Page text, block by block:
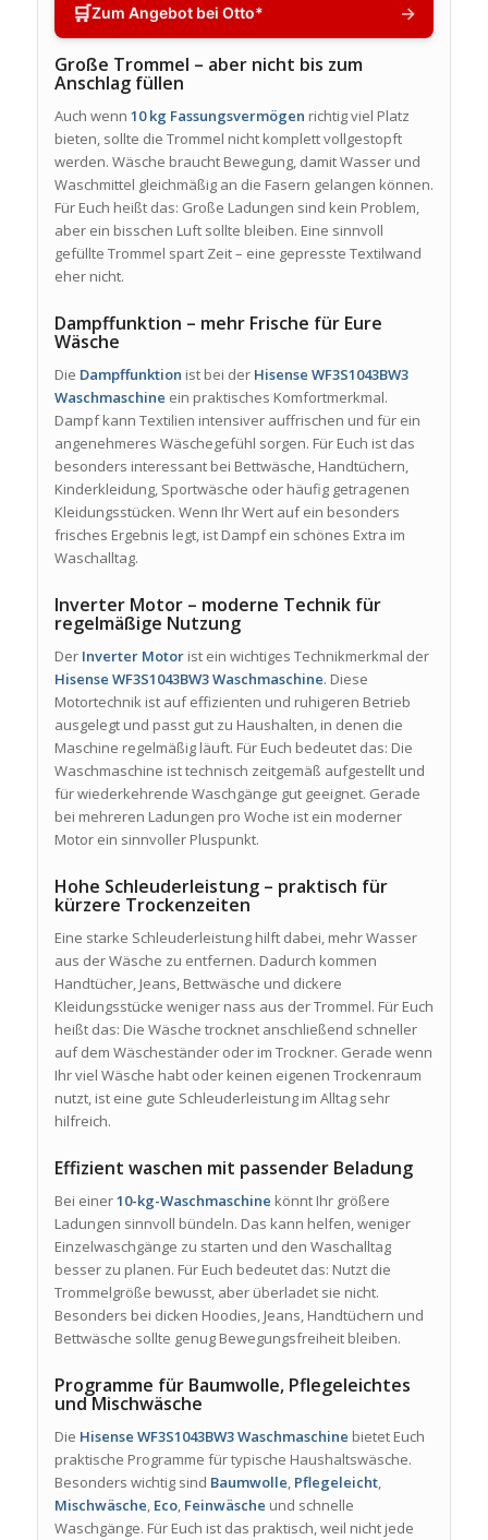
🛒Zum Angebot bei Otto* →
Große Trommel – aber nicht bis zum
Anschlag füllen
Auch wenn 10 kg Fassungsvermögen richtig viel Platz
bieten, sollte die Trommel nicht komplett vollgestopft
werden. Wäsche braucht Bewegung, damit Wasser und
Waschmittel gleichmäßig an die Fasern gelangen können.
Für Euch heißt das: Große Ladungen sind kein Problem,
aber ein bisschen Luft sollte bleiben. Eine sinnvoll
gefüllte Trommel spart Zeit – eine gepresste Textilwand
eher nicht.
Dampffunktion – mehr Frische für Eure
Wäsche
Die Dampffunktion ist bei der Hisense WF3S1043BW3
Waschmaschine ein praktisches Komfortmerkmal.
Dampf kann Textilien intensiver auffrischen und für ein
angenehmeres Wäschegefühl sorgen. Für Euch ist das
besonders interessant bei Bettwäsche, Handtüchern,
Kinderkleidung, Sportwäsche oder häufig getragenen
Kleidungsstücken. Wenn Ihr Wert auf ein besonders
frisches Ergebnis legt, ist Dampf ein schönes Extra im
Waschalltag.
Inverter Motor – moderne Technik für
regelmäßige Nutzung
Der Inverter Motorist ein wichtiges Technikmerkmal der
Hisense WF3S1043BW3 Waschmaschine. Diese
Motortechnik ist auf effizienten und ruhigeren Betrieb
ausgelegt und passt gut zu Haushalten, in denen die
Maschine regelmäßig läuft. Für Euch bedeutet das: Die
Waschmaschine ist technisch zeitgemäß aufgestellt und
für wiederkehrende Waschgänge gut geeignet. Gerade
bei mehreren Ladungen pro Woche ist ein moderner
Motor ein sinnvoller Pluspunkt.
Hohe Schleuderleistung – praktisch für
kürzere Trockenzeiten
Eine starke Schleuderleistung hilft dabei, mehr Wasser
aus der Wäsche zu entfernen. Dadurch kommen
Handtücher, Jeans, Bettwäsche und dickere
Kleidungsstücke weniger nass aus der Trommel. Für Euch
heißt das: Die Wäsche trocknet anschließend schneller
auf dem Wäscheständer oder im Trockner. Gerade wenn
Ihr viel Wäsche habt oder keinen eigenen Trockenraum
nutzt, ist eine gute Schleuderleistung im Alltag sehr
hilfreich.
Effizient waschen mit passender Beladung
Bei einer10-kg-Waschmaschine könnt Ihr größere
Ladungen sinnvoll bündeln. Das kann helfen, weniger
Einzelwaschgänge zu starten und den Waschalltag
besser zu planen. Für Euch bedeutet das: Nutzt die
Trommelgröße bewusst, aber überladet sie nicht.
Besonders bei dicken Hoodies, Jeans, Handtüchern und
Bettwäsche sollte genug Bewegungsfreiheit bleiben.
Programme für Baumwolle, Pflegeleichtes
und Mischwäsche
Die Hisense WF3S1043BW3 Waschmaschine bietet Euch
praktische Programme für typische Haushaltswäsche.
Besonders wichtig sind Baumwolle, Pflegeleicht,
Mischwäsche, Eco, Feinwäsche und schnelle
Waschgänge. Für Euch ist das praktisch, weil nicht jede